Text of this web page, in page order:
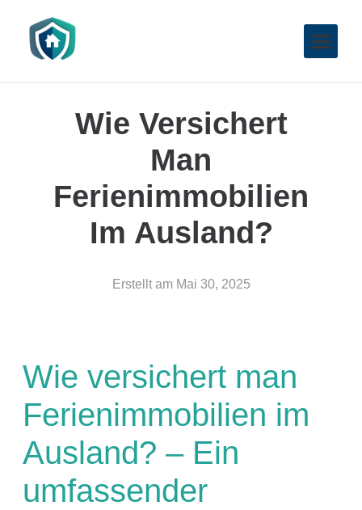
Wie Versichert
Man
Ferienimmobilien
Im Ausland?
Erstellt am Mai 30, 2025
Wie versichert man
Ferienimmobilien im
Ausland? – Ein
umfassender